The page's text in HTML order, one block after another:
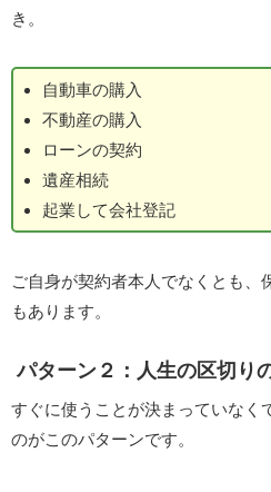
き。
自動車の購入
不動産の購入
ローンの契約
遺産相続
起業して会社登記
ご自身が契約者本人でなくとも、
もあります。
パターン２：人生の区切り
すぐに使うことが決まっていなく
のがこのパターンです。